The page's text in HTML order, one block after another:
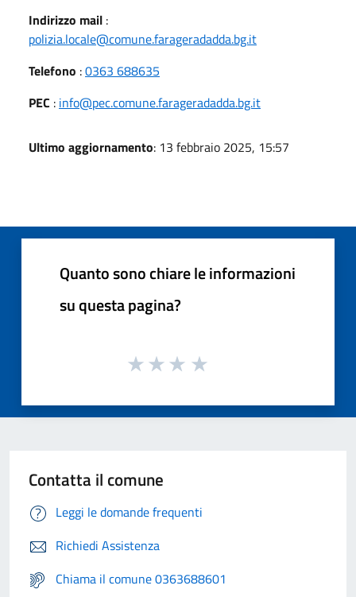
Indirizzo mail :
polizia.locale@comune.farageradadda.bg.it
Telefono :0363 688635
PEC : info@pec.comune.farageradadda.bg.it
Ultimo aggiornamento: 13 febbraio 2025, 15:57
Quanto sono chiare le informazioni
su questa pagina?
Contatta il comune
Leggi le domande frequenti
Richiedi Assistenza
Chiama il comune 0363688601